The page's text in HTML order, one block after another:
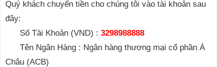
Quý khách chuyển tiền cho chúng tôi vào tài khoản sau
đây:
Số Tài Khoản (VND) : 3298988888
Tên Ngân Hàng : Ngân hàng thương mại cổ phần Á
Châu (ACB)